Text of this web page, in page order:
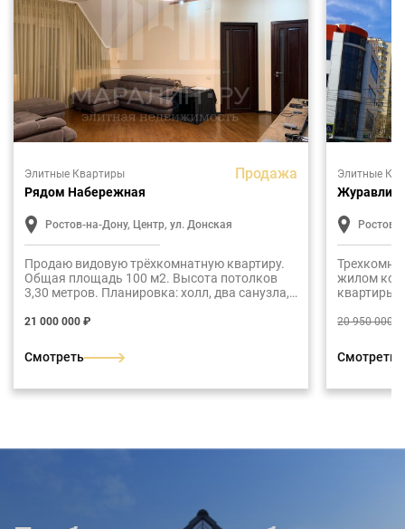
Элитные Квартиры Продажа
Рядом Набережная
Ростов-на-Дону, Центр, ул. Донская
Продаю видовую трёхкомнатную квартиру.
Общая площадь 100 м2. Высота потолков
3,30 метров. Планировка: холл, два санузла,
лоджия.
21 000 000 ₽
Смотреть
Элитные
Журавли
Ростов-
жилом
квартиры
20 950 000 ₽
Смотреть